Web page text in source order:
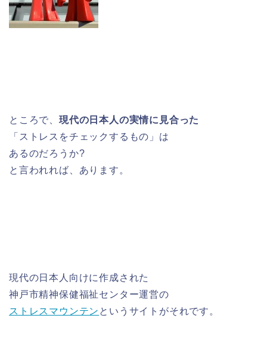
ところで、 現代の日本人の実情に見合った
「ストレスをチェックするもの」は
あるのだろうか?
と言われれば、あります。
現代の日本人向けに作成された
神戸市精神保健福祉センター運営の
ストレスマウンテン というサイトがそれです。